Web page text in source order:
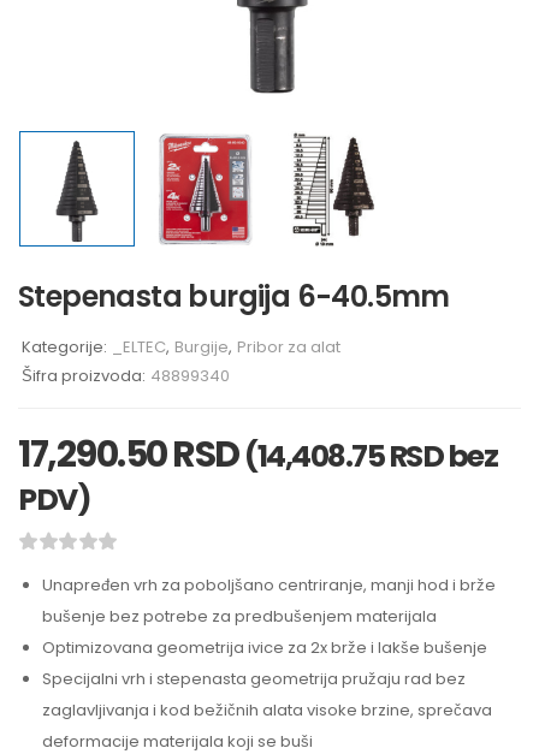
Stepenasta burgija 6-40.5mm
Kategorije: _ELTEC, Burgije, Pribor za alat
Šifra proizvoda: 48899340
17,290.50RSD(14,408.75RSDbez
PDV)
Unapređen vrh za poboljšano centriranje, manji hod i brže
bušenje bez potrebe za predbušenjem materijala
Optimizovana geometrija ivice za 2x brže i lakše bušenje
Specijalni vrh i stepenasta geometrija pružaju rad bez
zaglavljivanja i kod bežičnih alata visoke brzine, sprečava
deformacije materijala koji se buši